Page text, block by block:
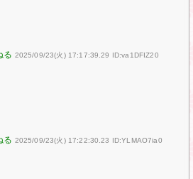
2025/09/23(火) 17:17:39.29 ID:va1DFIZ20
2025/09/23(火) 17:22:30.23 ID:YLMAO7ia0